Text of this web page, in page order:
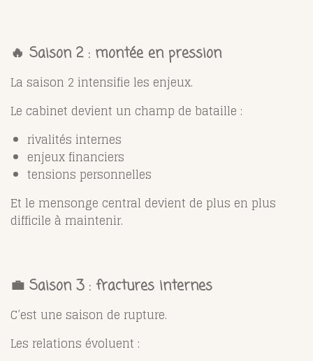
🔥 Saison 2 : montée en pression
La saison 2 intensifie les enjeux.
Le cabinet devient un champ de bataille :
rivalités internes
enjeux financiers
tensions personnelles
Et le mensonge central devient de plus en plus
difficile à maintenir.
💼 Saison 3 : fractures internes
C’est une saison de rupture.
Les relations évoluent :